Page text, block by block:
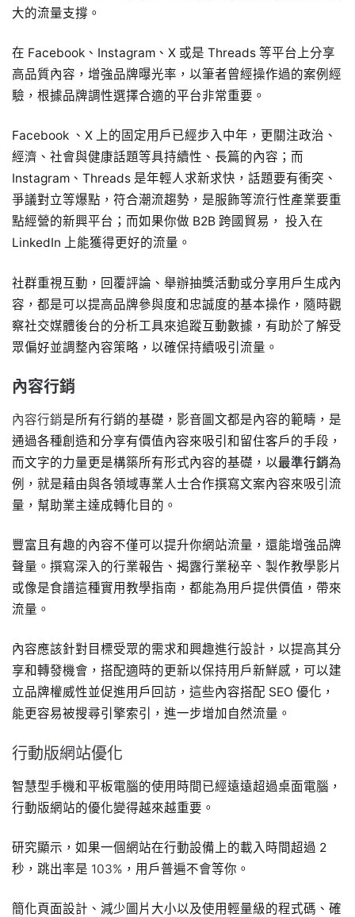
大的流量支撐。
在 Facebook、Instagram、X 或是 Threads 等平台上分享
高品質內容，增強品牌曝光率，以筆者曾經操作過的案例經
驗，根據品牌調性選擇合適的平台非常重要。
Facebook 、X 上的固定用戶已經步入中年，更關注政治、
經濟、社會與健康話題等具持續性、長篇的內容；而
Instagram、Threads 是年輕人求新求快，話題要有衝突、
爭議對立等爆點，符合潮流趨勢，是服飾等流行性產業要重
點經營的新興平台；而如果你做 B2B 跨國貿易， 投入在
LinkedIn 上能獲得更好的流量。
社群重視互動，回覆評論、舉辦抽獎活動或分享用戶生成內
容，都是可以提高品牌參與度和忠誠度的基本操作，隨時觀
察社交媒體後台的分析工具來追蹤互動數據，有助於了解受
眾偏好並調整內容策略，以確保持續吸引流量。
內容行銷
內容行銷是所有行銷的基礎，影音圖文都是內容的範疇，是
通過各種創造和分享有價值內容來吸引和留住客戶的手段，
而文字的力量更是構築所有形式內容的基礎，以最準行銷為
例，就是藉由與各領域專業人士合作撰寫文案內容來吸引流
量，幫助業主達成轉化目的。
豐富且有趣的內容不僅可以提升你網站流量，還能增強品牌
聲量。撰寫深入的行業報告、揭露行業秘辛、製作教學影片
或像是食譜這種實用教學指南，都能為用戶提供價值，帶來
流量。
內容應該針對目標受眾的需求和興趣進行設計，以提高其分
享和轉發機會，搭配適時的更新以保持用戶新鮮感，可以建
立品牌權威性並促進用戶回訪，這些內容搭配 SEO 優化，
能更容易被搜尋引擎索引，進一步增加自然流量。
行動版網站優化
智慧型手機和平板電腦的使用時間已經遠遠超過桌面電腦，
行動版網站的優化變得越來越重要。
研究顯示，如果一個網站在行動設備上的載入時間超過 2
秒，跳出率是 103% ，用戶普遍不會等你。
簡化頁面設計、減少圖片大小以及使用輕量級的程式碼、確